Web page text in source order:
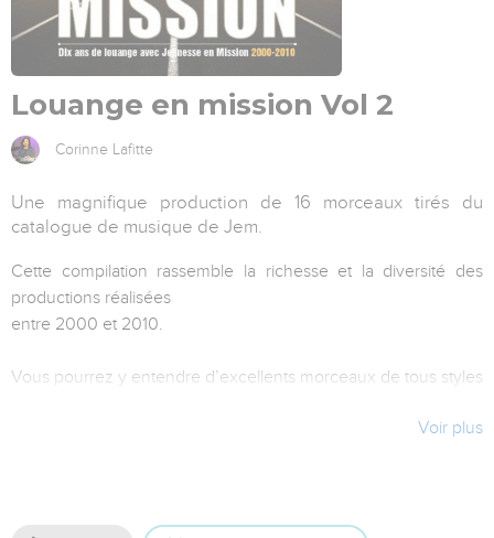
Louange en mission Vol 2
Corinne Lafitte
Une magnifique production de 16 morceaux tirés du
catalogue de musique de Jem.
Cette compilation rassemble la richesse et la diversité des
productions réalisées
entre 2000 et 2010.
Vous pourrez y entendre d’excellents morceaux de tous styles
On retrouve bien sûr les interprètes appréciés de Jem;
Voir plus